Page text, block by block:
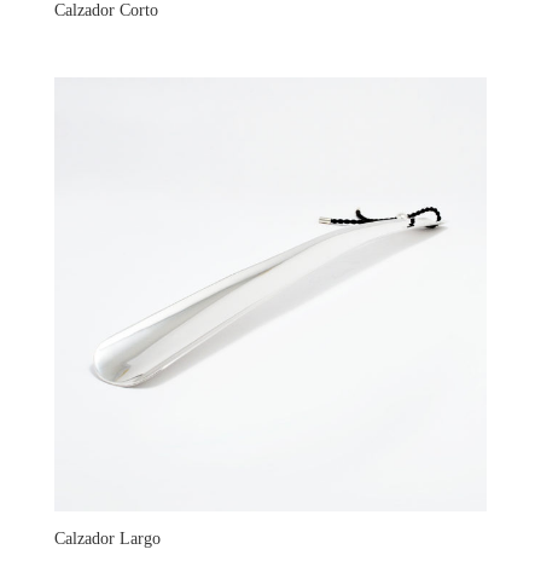
Calzador Corto
Calzador Largo